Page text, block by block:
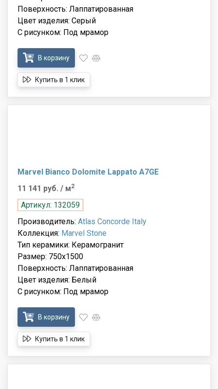
Поверхность: Лаппатированная
Цвет изделия: Серый
С рисунком: Под мрамор
В корзину
Купить в 1 клик
Marvel Bianco Dolomite Lappato A7GE
11 141 руб. / м2
Артикул: 132059
Производитель: Atlas Concorde Italy
Коллекция: Marvel Stone
Тип керамики: Керамогранит
Размер: 750x1500
Поверхность: Лаппатированная
Цвет изделия: Белый
С рисунком: Под мрамор
В корзину
Купить в 1 клик